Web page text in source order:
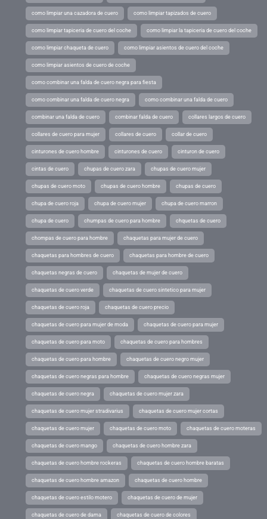
como limpiar una cazadora de cuero como limpiar tapizados de cuero
como limpiar tapiceria de cuero del coche como limpiar la tapiceria de cuero del coche
como limpiar chaqueta de cuero como limpiar asientos de cuero del coche
como limpiar asientos de cuero de coche
como combinar una falda de cuero negra para fiesta
como combinar una falda de cuero negra como combinar una falda de cuero
combinar una falda de cuero combinar falda de cuero collares largos de cuero
collares de cuero para mujer collares de cuero collar de cuero
cinturones de cuero hombre cinturones de cuero cinturon de cuero
cintas de cuero chupas de cuero zara chupas de cuero mujer
chupas de cuero moto chupas de cuero hombre chupas de cuero
chupa de cuero roja chupa de cuero mujer chupa de cuero marron
chupa de cuero chumpas de cuero para hombre chquetas de cuero
chompas de cuero para hombre chaquetas para mujer de cuero
chaquetas para hombres de cuero chaquetas para hombre de cuero
chaquetas negras de cuero chaquetas de mujer de cuero
chaquetas de cuero verde chaquetas de cuero sintetico para mujer
chaquetas de cuero roja chaquetas de cuero precio
chaquetas de cuero para mujer de moda chaquetas de cuero para mujer
chaquetas de cuero para moto chaquetas de cuero para hombres
chaquetas de cuero para hombre chaquetas de cuero negro mujer
chaquetas de cuero negras para hombre chaquetas de cuero negras mujer
chaquetas de cuero negra chaquetas de cuero mujer zara
chaquetas de cuero mujer stradivarius chaquetas de cuero mujer cortas
chaquetas de cuero mujer chaquetas de cuero moto chaquetas de cuero moteras
chaquetas de cuero mango chaquetas de cuero hombre zara
chaquetas de cuero hombre rockeras chaquetas de cuero hombre baratas
chaquetas de cuero hombre amazon chaquetas de cuero hombre
chaquetas de cuero estilo motero chaquetas de cuero de mujer
chaquetas de cuero de dama chaquetas de cuero de colores